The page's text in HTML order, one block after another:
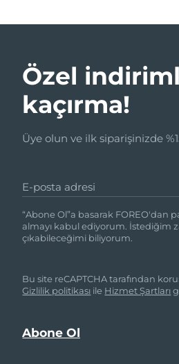
Özel
kaçırma!
Üye olun ve ilk siparişinizde
E-posta adresi
“Abone Ol”a basarak FOREO'dan
almayı kabul ediyorum. İstediğim
çıkabileceğimi biliyorum.
Bu site reCAPTCHA tarafından
Gizlilik politikası ile Hizmet Şartları